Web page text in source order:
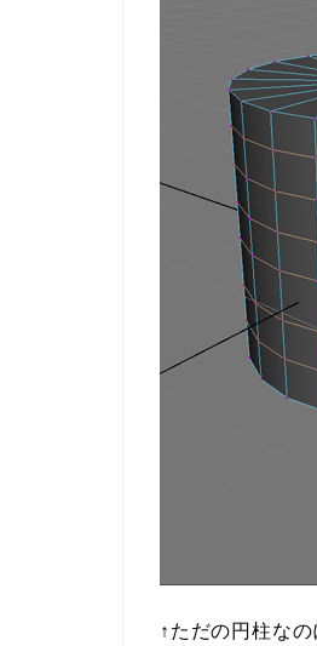
↑ただの円柱な